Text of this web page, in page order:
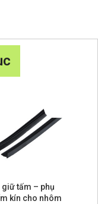
giữ tấm – phụ
kín cho nhôm